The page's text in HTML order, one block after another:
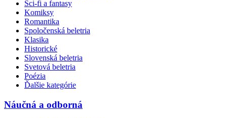
Sci-fi a fantasy
Komiksy
Romantika
Spoločenská beletria
Klasika
Historické
Slovenská beletria
Svetová beletria
Poézia
Ďalšie kategórie
Náučná a odborná